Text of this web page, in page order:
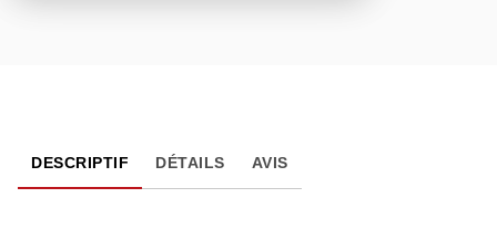
DESCRIPTIF DÉTAILS AVIS